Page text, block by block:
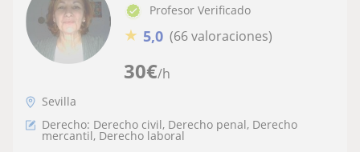
30€/h
Profesor Verificado
★ 5,0 (66 valoraciones)
Sevilla
Derecho: Derecho civil, Derecho penal, Derecho
mercantil, Derecho laboral